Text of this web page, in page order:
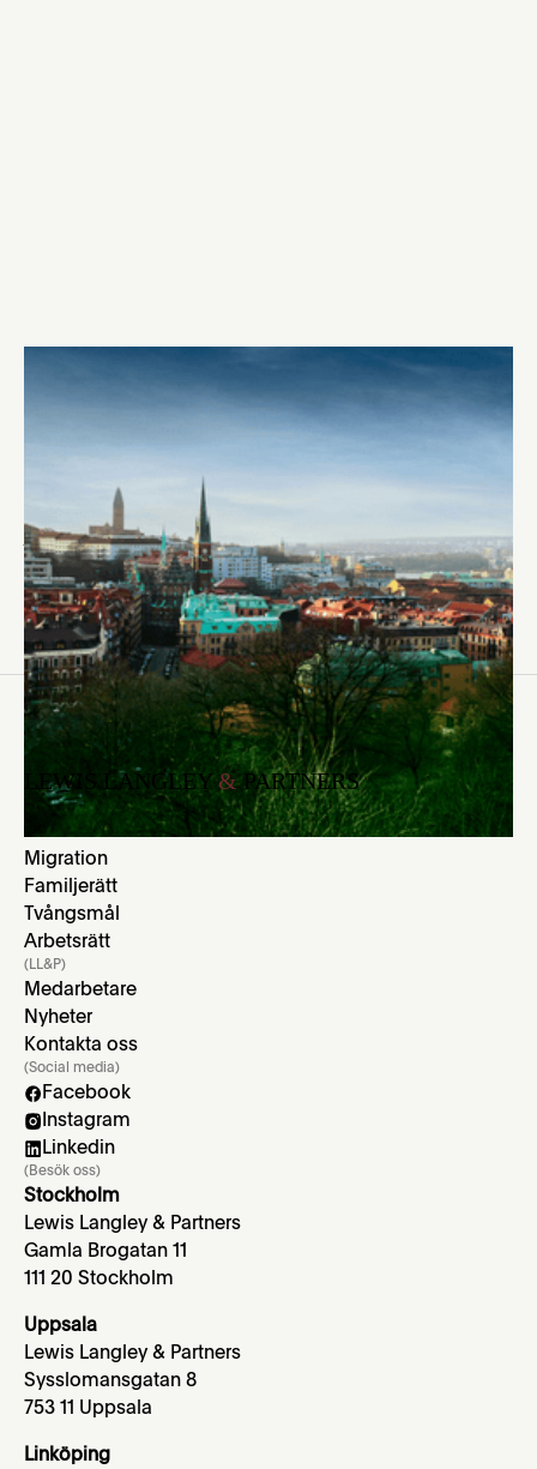
Advokat Anna Dahlbom Langley är försvarare i
ett uppmärksammat mål i hovrätten för Västra
Sverige. Hon uttalar sig nu i Göteborgsposten
angående nya uppgifter i målet.
Läs artikeln i dess helhet.
LEWIS LANGLEY&PARTNERS
(Rättsområden)
Brottmål
Migration
Familjerätt
Tvångsmål
Arbetsrätt
(LL&P)
Medarbetare
Nyheter
Kontakta oss
(Social media)
Facebook
Instagram
Linkedin
(Besök oss)
Stockholm
Lewis Langley & Partners
Gamla Brogatan 11
111 20 Stockholm
Uppsala
Lewis Langley & Partners
Sysslomansgatan 8
753 11 Uppsala
Linköping